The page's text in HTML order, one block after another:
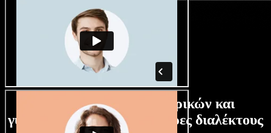
Τεράστια συλλογή ανδρικών και
γυναικείων φωνών με άπειρες διαλέκτους